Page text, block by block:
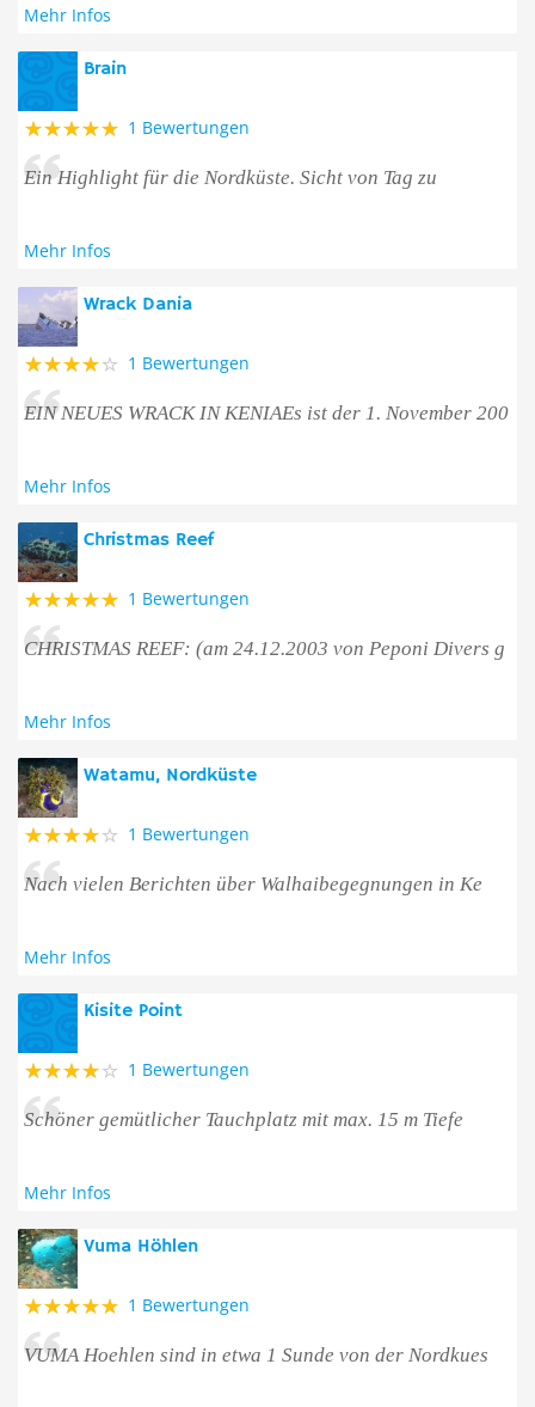
Mehr Infos
Brain
1 Bewertungen
Ein Highlight für die Nordküste. Sicht von Tag zu
Mehr Infos
Wrack Dania
1 Bewertungen
EIN NEUES WRACK IN KENIAEs ist der 1. November 200
Mehr Infos
Christmas Reef
1 Bewertungen
CHRISTMAS REEF: (am 24.12.2003 von Peponi Divers g
Mehr Infos
Watamu, Nordküste
1 Bewertungen
Nach vielen Berichten über Walhaibegegnungen in Ke
Mehr Infos
Kisite Point
1 Bewertungen
Schöner gemütlicher Tauchplatz mit max. 15 m Tiefe
Mehr Infos
Vuma Höhlen
1 Bewertungen
VUMA Hoehlen sind in etwa 1 Sunde von der Nordkues